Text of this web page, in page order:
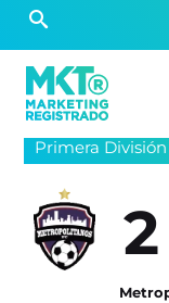
Primera
2